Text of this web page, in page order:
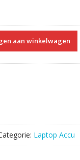
aan winkelwagen
Laptop Accu